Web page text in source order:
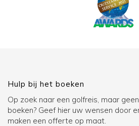
Hulp bij het boeken
Op zoek naar een golfreis, maar
boeken? Geef hier uw wensen door
maken een offerte op maat.